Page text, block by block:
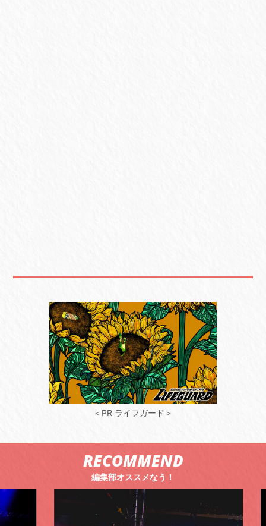
＜PR ライフガード＞
RECOMMEND
編集部オススメなう！